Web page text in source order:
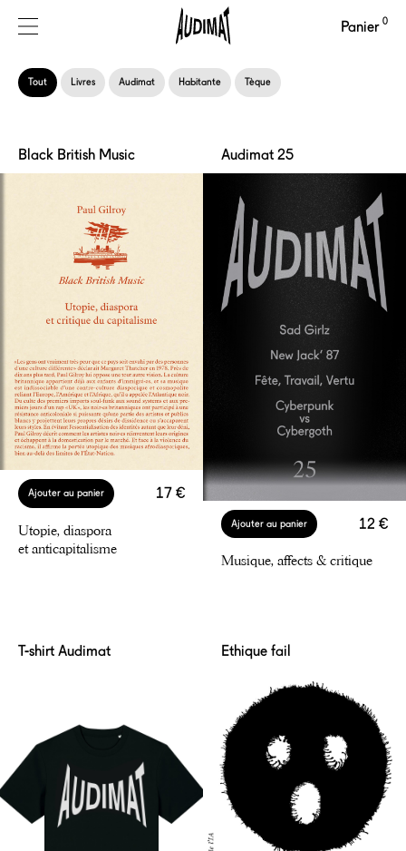
Panier 0
Tout Livres Audimat Habitante Tèque
17 €
Ajouter au panier
Utopie, diaspora
et anticapitalisme
Black British Music
12 €
Ajouter au panier
Musique, affects & critique
Audimat 25
T-shirt Audimat Ethique fail